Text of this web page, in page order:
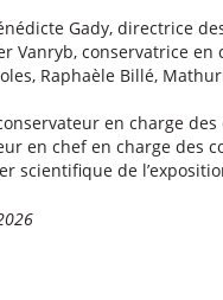
Gady, directrice
Vanryb, conservatrice en
Raphaèle Billé,
en charge
en chef en charge des
scientifique de